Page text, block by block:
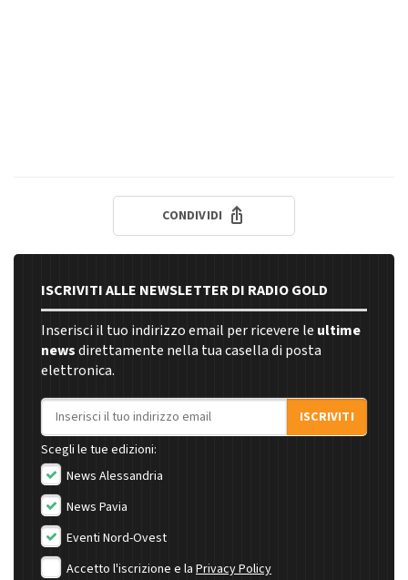
CONDIVIDI
ISCRIVITI ALLE NEWSLETTER DI RADIO GOLD
Inserisci il tuo indirizzo email per ricevere le ultime
newsdirettamente nella tua casella di posta
elettronica.
Indirizzo email
ISCRIVITI
Scegli le tue edizioni:
News Alessandria
News Pavia
Eventi Nord-Ovest
Accetto l'iscrizione e la Privacy Policy